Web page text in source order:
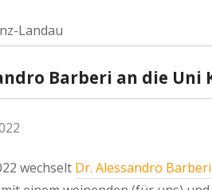
Landau
Barberi an die Uni
wechselt Dr. Alessandro